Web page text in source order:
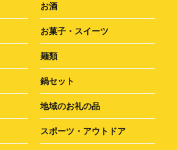
お酒
お菓子・スイーツ
麺類
鍋セット
地域のお礼の品
スポーツ・アウトドア